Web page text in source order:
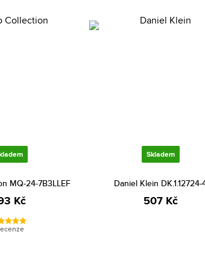
MQ-24-7B3LLEF
Kč
Skladem
Daniel Klein DK.1.12724-
507 Kč